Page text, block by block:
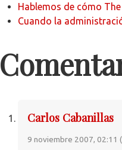
Hablemos de cómo
Cuando la
Carlos Cabanillas
9 noviembre 2007, 02:11